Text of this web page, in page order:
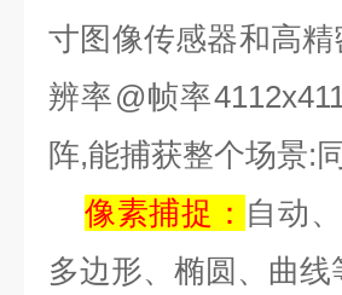
寸图像传感器和高
辨率@帧率
阵,能捕获整个场景:
像素捕捉： 自动
多边形、椭圆、曲线